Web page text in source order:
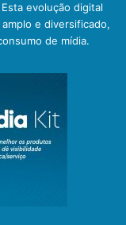
evolução digital
e diversificado,
de mídia.